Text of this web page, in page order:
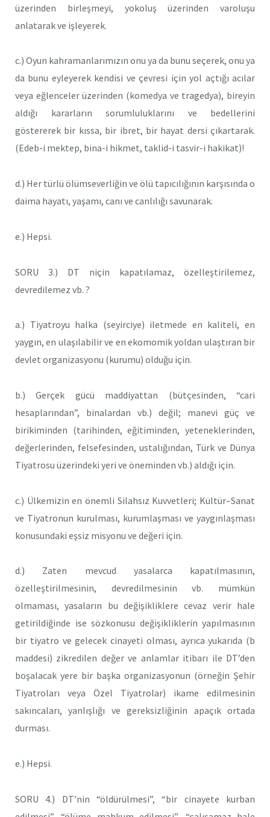
üzerinden birleşmeyi, yokoluş üzerinden varoluşu
anlatarak ve işleyerek.
c.) Oyun kahramanlarımızın onu ya da bunu seçerek, onu ya
da bunu eyleyerek kendisi ve çevresi için yol açtığı acılar
veya eğlenceler üzerinden (komedya ve tragedya), bireyin
aldığı kararların sorumluluklarını ve bedellerini
göstererek bir kıssa, bir ibret, bir hayat dersi çıkartarak.
(Edeb-i mektep, bina-i hikmet, taklid-i tasvir-i hakikat)!
d.) Her türlü ölümseverliğin ve ölü tapıcılığının karşısında o
daima hayatı, yaşamı, canı ve canlılığı savunarak.
e.) Hepsi.
SORU 3.) DT niçin kapatılamaz, özelleştirilemez,
devredilemez vb. ?
a.) Tiyatroyu halka (seyirciye) iletmede en kaliteli, en
yaygın, en ulaşılabilir ve en ekomomik yoldan ulaştıran bir
devlet organizasyonu (kurumu) olduğu için.
b.) Gerçek gücü maddiyattan (bütçesinden, “cari
hesaplarından”, binalardan vb.) değil; manevi güç ve
birikiminden (tarihinden, eğitiminden, yeteneklerinden,
değerlerinden, felsefesinden, ustalığından, Türk ve Dünya
Tiyatrosu üzerindeki yeri ve öneminden vb.) aldığı için.
c.) Ülkemizin en önemli Silahsız Kuvvetleri; Kültür–Sanat
ve Tiyatronun kurulması, kurumlaşması ve yaygınlaşması
konusundaki eşsiz misyonu ve değeri için.
d.) Zaten mevcud yasalarca kapatılmasının,
özelleştirilmesinin, devredilmesinin vb. mümkün
olmaması, yasaların bu değişikliklere cevaz verir hale
getirildiğinde ise sözkonusu değişikliklerin yapılmasının
bir tiyatro ve gelecek cinayeti olması, ayrıca yukarıda (b
maddesi) zikredilen değer ve anlamlar itibarı ile DT’den
boşalacak yere bir başka organizasyonun (örneğin Şehir
Tiyatroları veya Özel Tiyatrolar) ikame edilmesinin
sakıncaları, yanlışlığı ve gereksizliğinin apaçık ortada
durması.
e.) Hepsi.
SORU 4.) DT’nin “öldürülmesi”, “bir cinayete kurban